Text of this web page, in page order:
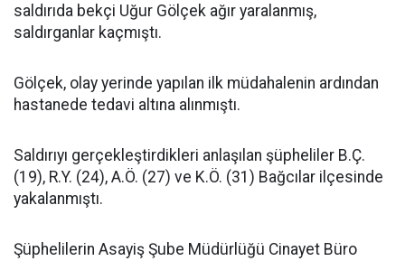
saldırıda bekçi Uğur Gölçek ağır yaralanmış,
saldırganlar kaçmıştı.
Gölçek, olay yerinde yapılan ilk müdahalenin ardından
hastanede tedavi altına alınmıştı.
Saldırıyı gerçekleştirdikleri anlaşılan şüpheliler B.Ç.
(19), R.Y. (24), A.Ö. (27) ve K.Ö. (31) Bağcılar ilçesinde
yakalanmıştı.
Şüphelilerin Asayiş Şube Müdürlüğü Cinayet Büro